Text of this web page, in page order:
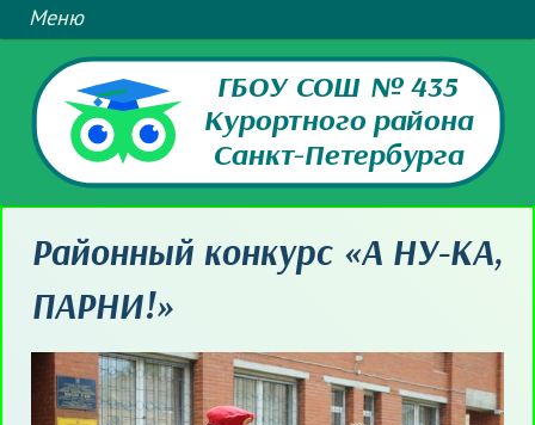
ГБОУ СОШ № 435
Курортного района
Санкт-Петербурга
Районный конкурс «А НУ-КА,
ПАРНИ!»